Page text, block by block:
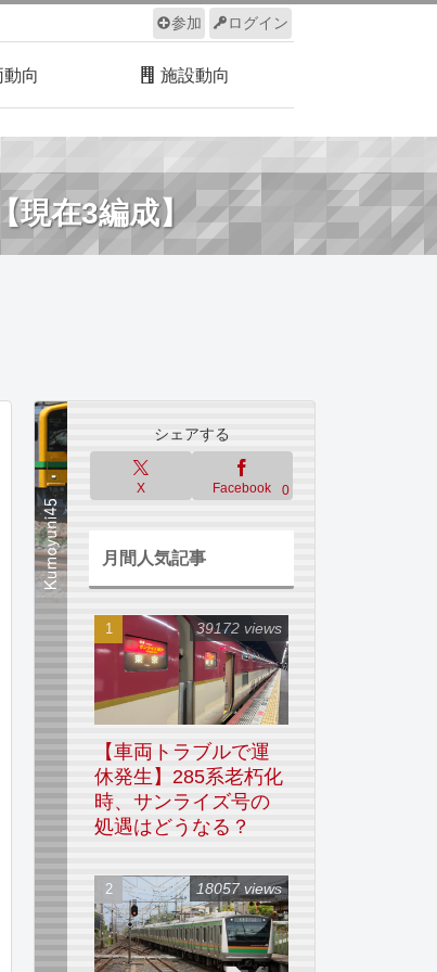
ログイン
参加
向 施設動向
ル サイトについて
在3編成】
シェアする
X Facebook 0
月間人気記事
【車両トラブルで運
休発生】285系老朽化
時、サンライズ号の
処遇はどうなる？
39172 views
18057 views